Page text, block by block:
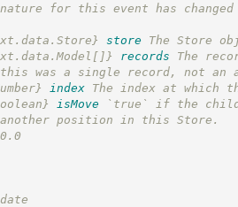
for this event has changed
store
The Store
records
The
a single record, not an
index
The index at which
isMove
`true` if the child
position in this Store.